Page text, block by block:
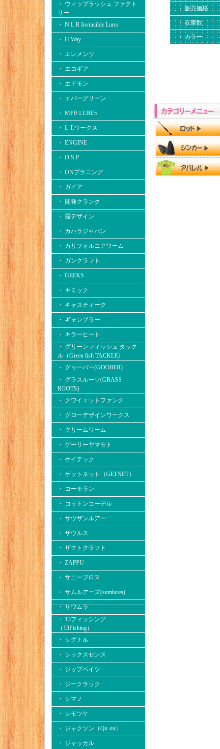
・ ウィップラッシュ ファクト
リー
・ N.L.R Invincible Lures
・ H.Way
・ エレメンツ
・ エコギア
・ エドモン
・ エバーグリーン
・ MPB LURES
・ L.T.ワークス
・ ENGINE
・ O.S.P
・ ONプラニング
・ ガイア
・ 開発クランク
・ 霞デザイン
・ カハラジャパン
・ カリフォルニアワーム
・ ガンクラフト
・ GEEKS
・ ギミック
・ キャスティーク
・ ギャンブラー
・ キラーヒート
・ グリーンフィッシュ タック
ル（Green fish TACKLE)
・ グゥーバー(GOOBER)
・ グラスルーツ(GRASS
ROOTS)
・ クワイエットファンク
・ グローデザインワークス
・ クリームワーム
・ ゲーリーヤマモト
・ ケイテック
・ ゲットネット（GETNET）
・ コーモラン
・ コットンコーデル
・ サウザンルアー
・ ザウルス
・ ザクトクラフト
・ ZAPPU
・ サニーブロス
・ サムルアーズ(sumlures)
・ サワムラ
・ 13フィッシング
（13Fishing）
・ シグナル
・ シックスセンス
・ ジップベイツ
・ ジークラック
・ シマノ
・ シモツケ
・ ジャクソン（Qu-on）
・ ジャッカル
・ 販売価格
・ 在庫数
・ カラー